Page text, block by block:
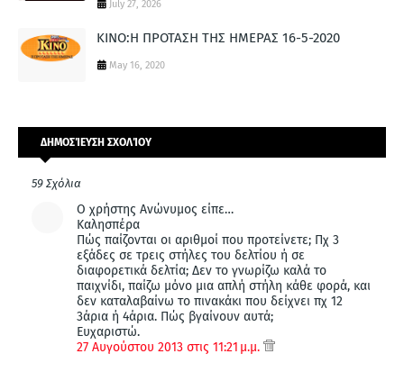
July 27, 2026
ΚΙΝΟ:Η ΠΡΟΤΑΣΗ ΤΗΣ ΗΜΕΡΑΣ 16-5-2020
May 16, 2020
ΔΗΜΟΣΊΕΥΣΗ ΣΧΟΛΊΟΥ
59 Σχόλια
Ο χρήστης Ανώνυμος είπε…
Καλησπέρα
Πώς παίζονται οι αριθμοί που προτείνετε; Πχ 3
εξάδες σε τρεις στήλες του δελτίου ή σε
διαφορετικά δελτία; Δεν το γνωρίζω καλά το
παιχνίδι, παίζω μόνο μια απλή στήλη κάθε φορά, και
δεν καταλαβαίνω το πινακάκι που δείχνει πχ 12
3άρια ή 4άρια. Πώς βγαίνουν αυτά;
Ευχαριστώ.
27 Αυγούστου 2013 στις 11:21 μ.μ.